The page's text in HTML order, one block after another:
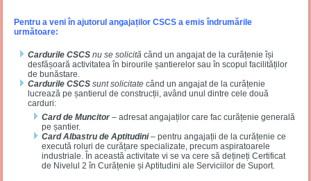
Pentru a veni în ajutorul angajaților CSCS a emis îndrumările
următoare:
Cardurile CSCS nu se solicită când un angajat de la curățenie își
desfășoară activitatea în birourile șantierelor sau în scopul facilităților
de bunăstare.
Cardurile CSCS sunt solicitate când un angajat de la curățenie
lucrează pe șantierul de construcții, având unul dintre cele două
carduri:
Card de Muncitor– adresat angajaților care fac curățenie generală
pe șantier.
Card Albastru de Aptitudini– pentru angajații de la curățenie ce
execută roluri de curățare specializate, precum aspiratoarele
industriale. În această activitate vi se va cere să dețineți Certificat
de Nivelul 2 în Curățenie și Aptitudini ale Serviciilor de Suport.